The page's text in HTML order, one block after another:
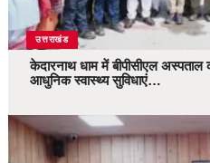
उत्तराखंड
केदारनाथ धाम में बीपीसीएल अस्पताल
आधुनिक स्वास्थ्य सुविधाएं…